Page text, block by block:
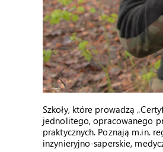
Szkoły, które prowadzą
jednolitego, opracowanego
praktycznych. Poznają m.in.
inżynieryjno-saperskie,